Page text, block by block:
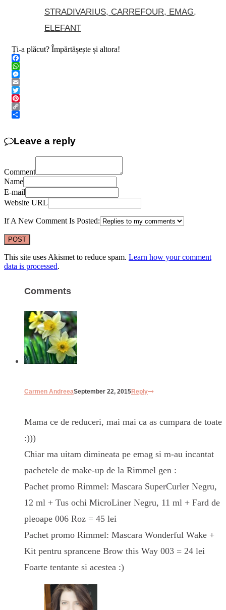
STRADIVARIUS, CARREFOUR, EMAG,
ELEFANT
Ți-a plăcut? Împărtășește și altora!
Facebook
WhatsApp
Messenger
Email
Twitter
Pinterest
Copy
Leave a reply
Comment
Name
E-mail
Website URL
If A New Comment Is Posted:
This site uses Akismet to reduce spam. Learn how your comment
data is processed.
Comments
Carmen AndreeaSeptember 22, 2015Reply
Mama ce de reduceri, mai mai ca as cumpara de toate
:)))
Chiar ma uitam dimineata pe emag si m-au incantat
pachetele de make-up de la Rimmel gen :
Pachet promo Rimmel: Mascara SuperCurler Negru,
12 ml + Tus ochi MicroLiner Negru, 11 ml + Fard de
pleoape 006 Roz = 45 lei
Pachet promo Rimmel: Mascara Wonderful Wake +
Kit pentru sprancene Brow this Way 003 = 24 lei
Foarte tentante si acestea :)